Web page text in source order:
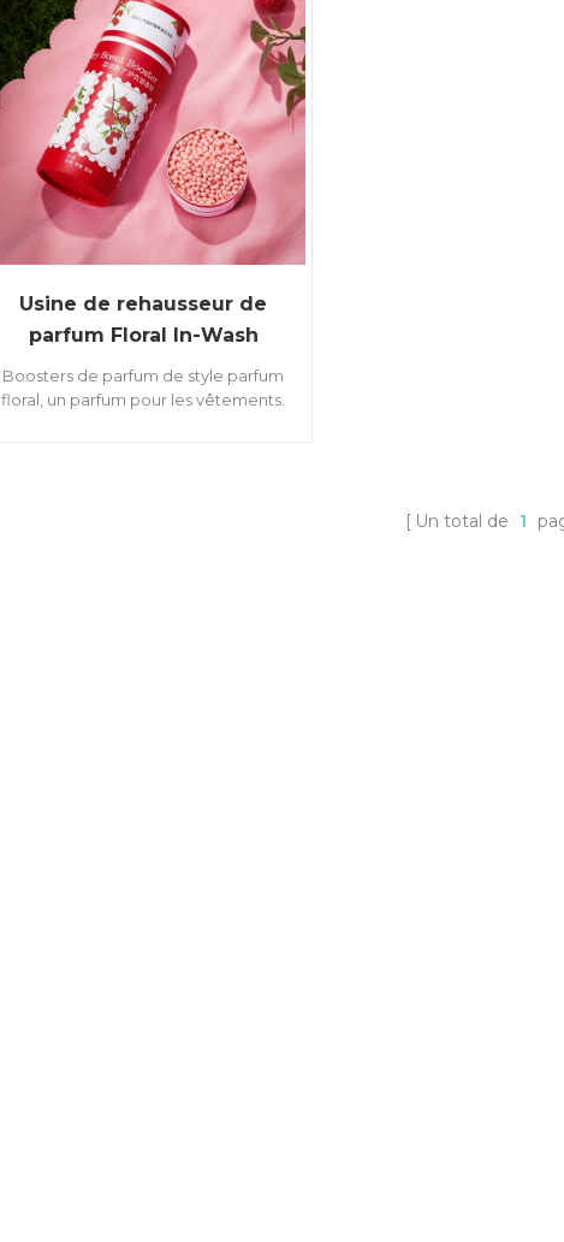
Usine de rehausseur de
parfum Floral In-Wash
Boosters de parfum de style parfum
floral, un parfum pour les vêtements.
Un total de 1